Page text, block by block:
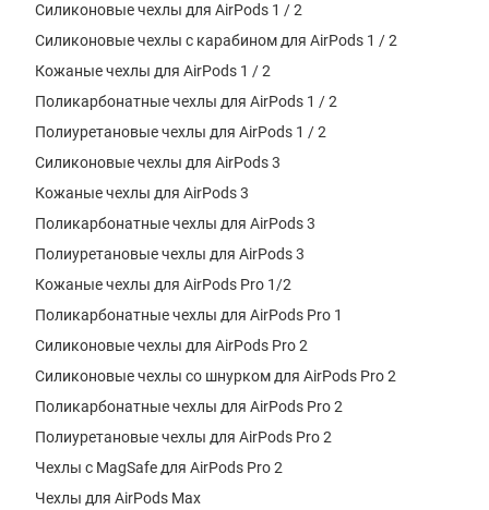
Силиконовые чехлы для AirPods 1 / 2
Силиконовые чехлы с карабином для AirPods 1 / 2
Кожаные чехлы для AirPods 1 / 2
Поликарбонатные чехлы для AirPods 1 / 2
Полиуретановые чехлы для AirPods 1 / 2
Силиконовые чехлы для AirPods 3
Кожаные чехлы для AirPods 3
Поликарбонатные чехлы для AirPods 3
Полиуретановые чехлы для AirPods 3
Кожаные чехлы для AirPods Pro 1/2
Поликарбонатные чехлы для AirPods Pro 1
Силиконовые чехлы для AirPods Pro 2
Силиконовые чехлы со шнурком для AirPods Pro 2
Поликарбонатные чехлы для AirPods Pro 2
Полиуретановые чехлы для AirPods Pro 2
Чехлы с MagSafe для AirPods Pro 2
Чехлы для AirPods Max